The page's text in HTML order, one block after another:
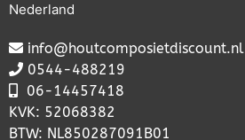
Nederland
info@houtcomposietdiscount.nl
0544-488219
06- 14457418
KVK: 52068382
BTW: NL850287091B01